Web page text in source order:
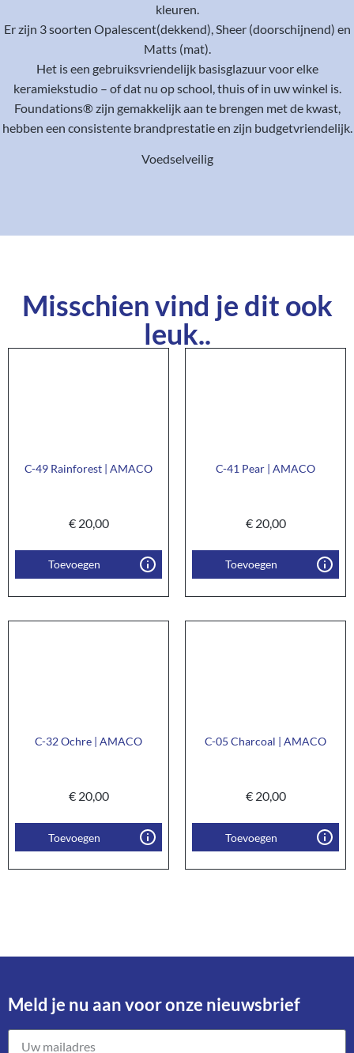
kleuren.
Er zijn 3 soorten Opalescent(dekkend), Sheer (doorschijnend) en
Matts (mat).
Het is een gebruiksvriendelijk basisglazuur voor elke
keramiekstudio – of dat nu op school, thuis of in uw winkel is.
Foundations® zijn gemakkelijk aan te brengen met de kwast,
hebben een consistente brandprestatie en zijn budgetvriendelijk.
Voedselveilig
Misschien vind je dit ook
leuk..
C-49 Rainforest | AMACO
€20,00
Toevoegen
C-41 Pear | AMACO
€20,00
Toevoegen
C-32 Ochre | AMACO
€20,00
Toevoegen
C-05 Charcoal | AMACO
€20,00
Toevoegen
Meld je nu aan voor onze nieuwsbrief​